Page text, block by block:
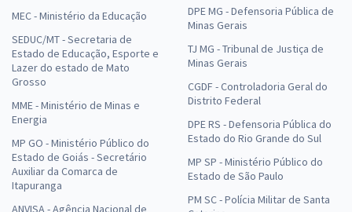
MEC - Ministério da Educação
SEDUC/MT - Secretaria de
Estado de Educação, Esporte e
Lazer do estado de Mato
Grosso
MME - Ministério de Minas e
Energia
MP GO - Ministério Público do
Estado de Goiás - Secretário
Auxiliar da Comarca de
Itapuranga
ANVISA - Agência Nacional de
DPE MG - Defensoria Pública de
Minas Gerais
TJ MG - Tribunal de Justiça de
Minas Gerais
CGDF - Controladoria Geral do
Distrito Federal
DPE RS - Defensoria Pública do
Estado do Rio Grande do Sul
MP SP - Ministério Público do
Estado de São Paulo
PM SC - Polícia Militar de Santa